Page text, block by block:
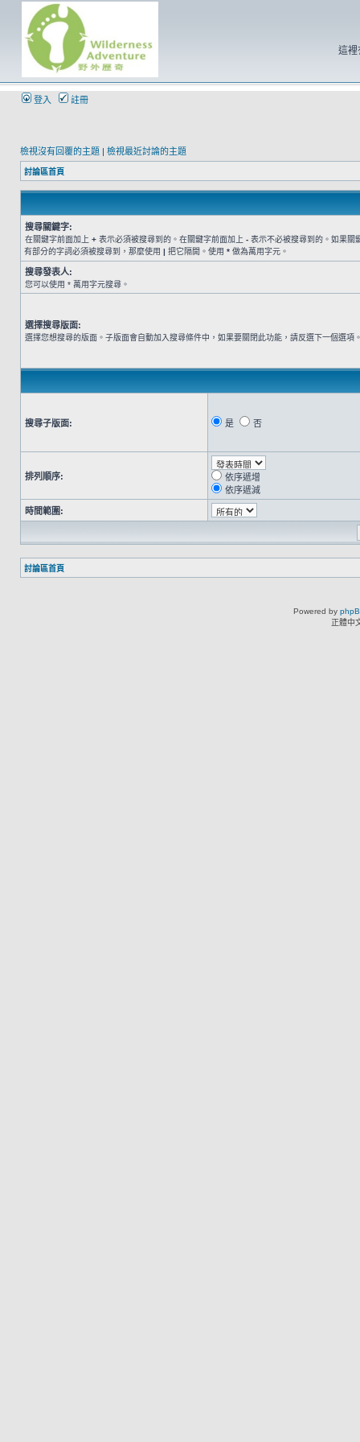
這裡
登入 註冊
檢視沒有回覆的主題 | 檢視最近討論的主題
討論區首頁
搜尋關鍵字:
在關鍵字前面加上 + 表示必須被搜尋到的。在關鍵字前面加上 - 表示不必被搜尋到的。如果關
有部分的字詞必須被搜尋到，那麼使用 | 把它隔開。使用 * 做為萬用字元。
搜尋發表人:
您可以使用 * 萬用字元搜尋。
選擇搜尋版面:
選擇您想搜尋的版面。子版面會自動加入搜尋條件中，如果要關閉此功能，請反選下一個選項
搜尋子版面: 是 否
排列順序:
依序遞增
依序遞減
時間範圍:
討論區首頁
Powered by
正體中